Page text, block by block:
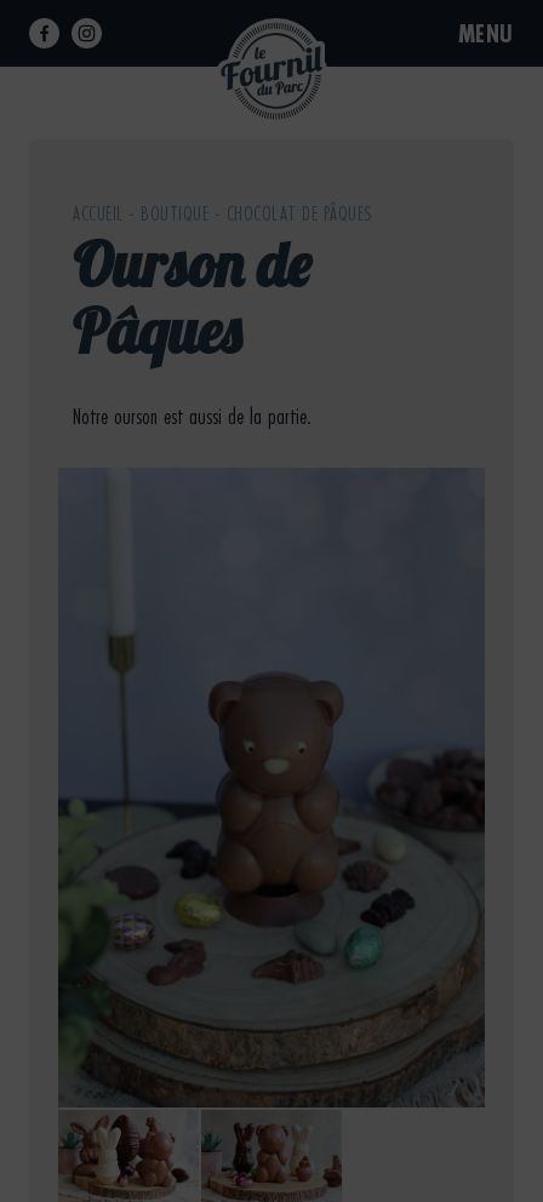
content
MENU
ACCUEIL - BOUTIQUE - CHOCOLAT DE PÂQUES
Ourson de
Pâques
Notre ourson est aussi de la partie.